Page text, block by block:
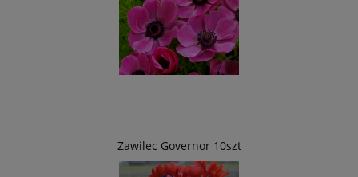
Zawilec Governor 10szt